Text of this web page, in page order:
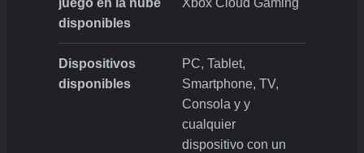
juego en la nube
disponibles
Xbox Cloud Gaming
Dispositivos
disponibles
PC, Tablet,
Smartphone, TV,
Consola y y
cualquier
dispositivo con un